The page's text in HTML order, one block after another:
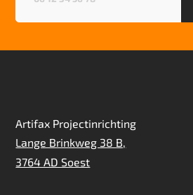
Artifax Projectinrichting
Lange Brinkweg 38 B,
3764 AD Soest